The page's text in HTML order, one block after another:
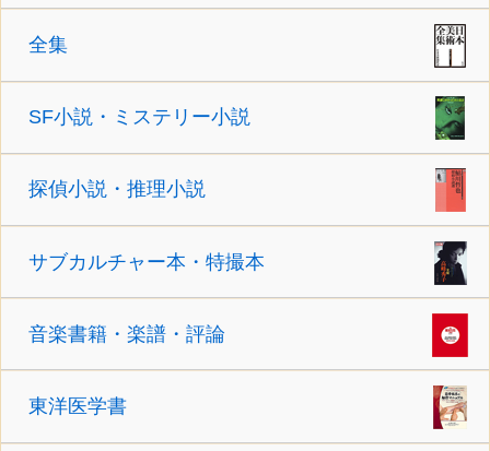
全集
SF小説・ミステリー小説
探偵小説・推理小説
サブカルチャー本・特撮本
音楽書籍・楽譜・評論
東洋医学書